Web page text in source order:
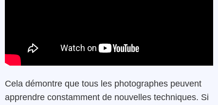
Cela démontre que tous les photographes peuvent
apprendre constamment de nouvelles techniques. Si